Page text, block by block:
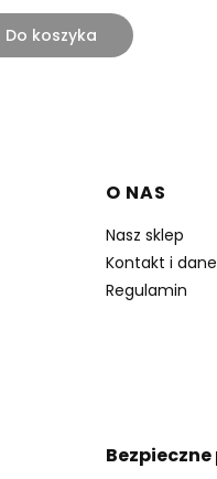
Do koszyka
Linki w
O NAS
Nasz sklep
Kontakt i
Regulamin